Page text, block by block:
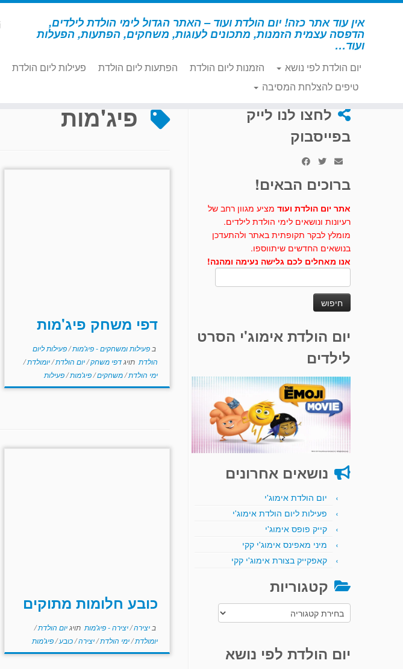
דלג
אין עוד אתר כזה! יום הולדת ועוד – האתר הגדול לימי הולדת לילדים,
הדפסה עצמית הזמנות, מתכונים לעוגות, משחקים, הפתעות, הפעלות
ועוד…
יום הולדת לפי נושא הזמנות ליום הולדת הפתעות ליום הולדת פעילות ליום הולדת
טיפים להצלחת המסיבה
דף הבית » פיג'מות
לחצו לנו לייק
בפייסבוק
ברוכים הבאים!
אתר יום הולדת ועוד מציע מגוון רחב של
רעיונות ונושאים לימי הולדת לילדים.
מומלץ לבקר תקופתית באתר ולהתעדכן
בנושאים החדשים שיתווספו.
אנו מאחלים לכם גלישה נעימה ומהנה!
יום הולדת אימוג'י הסרט
לילדים
נושאים אחרונים
יום הולדת אימוג'י
פעילות ליום הולדת אימוג'י
קייק פופס אימוג'י
מיני מאפינס אימוג'י קקי
קאפקייק בצורת אימוג'י קקי
קטגוריות
קטגוריות
יום הולדת לפי נושא
פיג'מות
דפי משחק פיג'מות
בפעילות ומשחקים - פיג'מות/פעילות ליום
הולדת תויגדפי משחק/יום הולדת/יומולדת/
ימי הולדת/משחקים/פיג'מות/פעילות
כובע חלומות מתוקים
ביצירה/יצירה - פיג'מות תויגיום הולדת/
יומולדת/ימי הולדת/יצירה/כובע/פיג'מות